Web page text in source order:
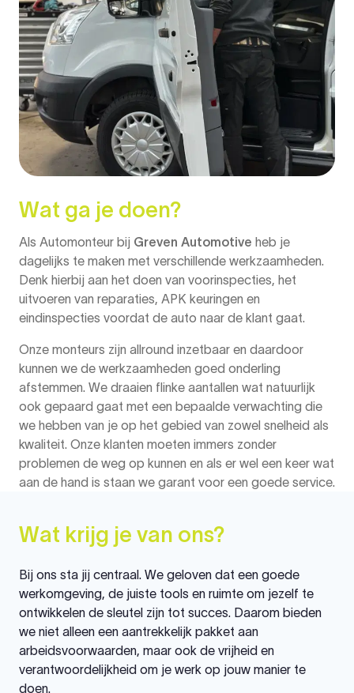
Wat ga je doen?
Als Automonteur bij Greven Automotive heb je
dagelijks te maken met verschillende werkzaamheden.
Denk hierbij aan het doen van voorinspecties, het
uitvoeren van reparaties, APK keuringen en
eindinspecties voordat de auto naar de klant gaat.
Onze monteurs zijn allround inzetbaar en daardoor
kunnen we de werkzaamheden goed onderling
afstemmen. We draaien flinke aantallen wat natuurlijk
ook gepaard gaat met een bepaalde verwachting die
we hebben van je op het gebied van zowel snelheid als
kwaliteit. Onze klanten moeten immers zonder
problemen de weg op kunnen en als er wel een keer wat
aan de hand is staan we garant voor een goede service.
Wat krijg je van ons?
Bij ons sta jij centraal. We geloven dat een goede
werkomgeving, de juiste tools en ruimte om jezelf te
ontwikkelen de sleutel zijn tot succes. Daarom bieden
we niet alleen een aantrekkelijk pakket aan
arbeidsvoorwaarden, maar ook de vrijheid en
verantwoordelijkheid om je werk op jouw manier te
doen.